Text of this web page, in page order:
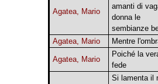
Agatea, Mario
amanti di
donna le
sembianze
Agatea, Mario
Mentre
Agatea, Mario
Poiché la
fede
Si lamenta il